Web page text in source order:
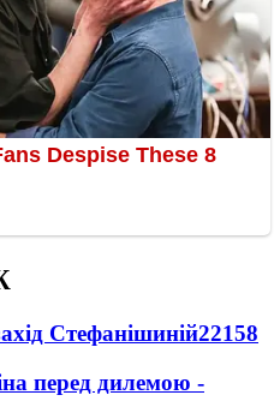
Стефанішиній22158
перед дилемою -